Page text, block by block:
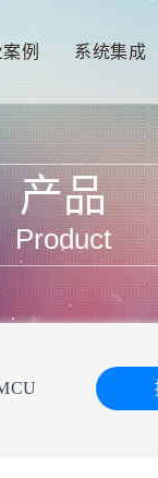
例 系统集成
产品
Product